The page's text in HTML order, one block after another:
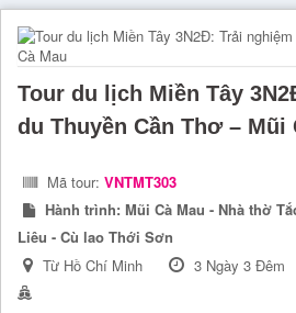
Tour du lịch Miền Tây
du Thuyền Cần Thơ – Mũi
Mã tour: VNTMT303
Hành trình: Mũi Cà Mau - Nhà thờ
Liêu - Cù lao Thới Sơn
Từ Hồ Chí Minh
3 Ngày 3 Đêm